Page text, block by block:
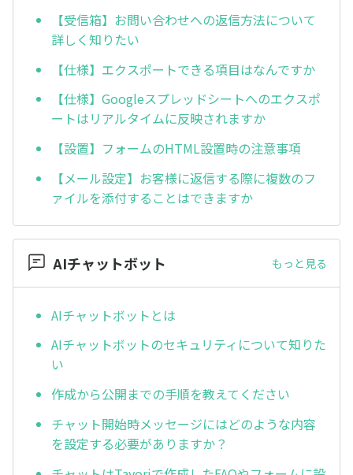
【受信箱】お問い合わせへの返信方法について
詳しく知りたい
【仕様】エクスポートできる項目はなんですか
【仕様】Googleスプレッドシートへのエクスポ
ートはリアルタイムに反映されますか
【設置】フォームのHTML設置時の注意事項
【メール設定】お客様に返信する際に複数のフ
ァイルを添付することはできますか
AIチャットボット もっと見る
AIチャットボットとは
AIチャットボットのセキュリティについて知りた
い
作成から公開までの手順を教えてください
チャット開始時メッセージにはどのような内容
を設定する必要がありますか？